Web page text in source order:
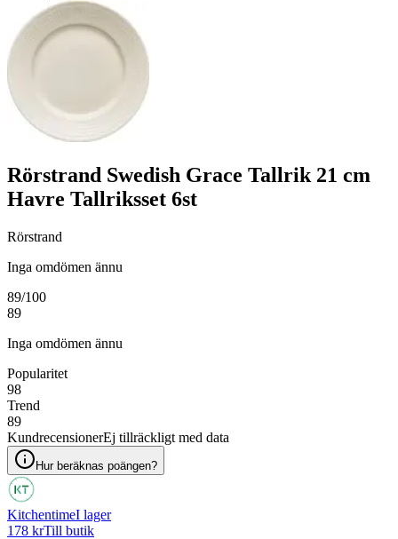
Rörstrand Swedish Grace Tallrik 21 cm
Havre Tallriksset 6st
Rörstrand
Inga omdömen ännu
89/100
89
Inga omdömen ännu
Popularitet
98
Trend
89
KundrecensionerEj tillräckligt med data
Hur beräknas poängen?
KitchentimeI lager
178 krTill butik